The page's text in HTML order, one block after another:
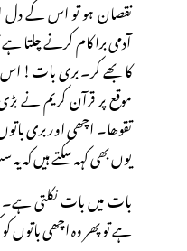
نقصان ہو تو اس کے دل
آدمی برا کام کرنے چلتا
کا بھے کر۔ بری بات! اس
موقع پر قرآن کریم نے
تقوھا۔ اچھی اور بری
یوں بھی کہہ سکتے ہیں کہ
بات میں بات نکلتی ہے۔
ہے تو پھر وہ اچھی باتوں